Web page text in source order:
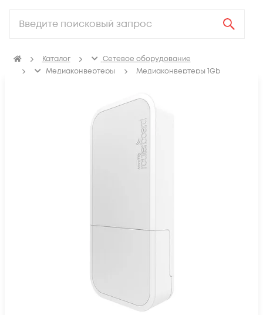
Каталог
Сетевое оборудование
Медиаконвертеры
Медиаконвертеры 1Gb